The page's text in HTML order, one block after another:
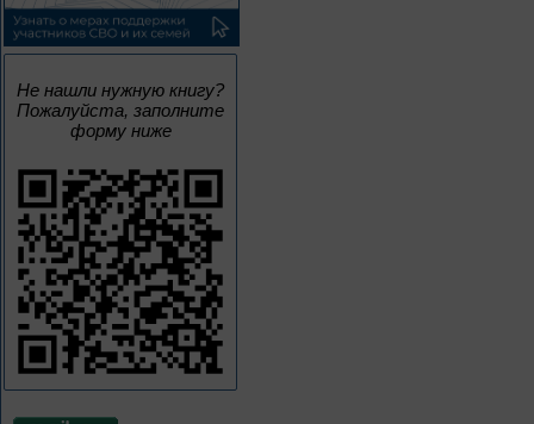
Не нашли нужную книгу?
Пожалуйста, заполните
форму ниже